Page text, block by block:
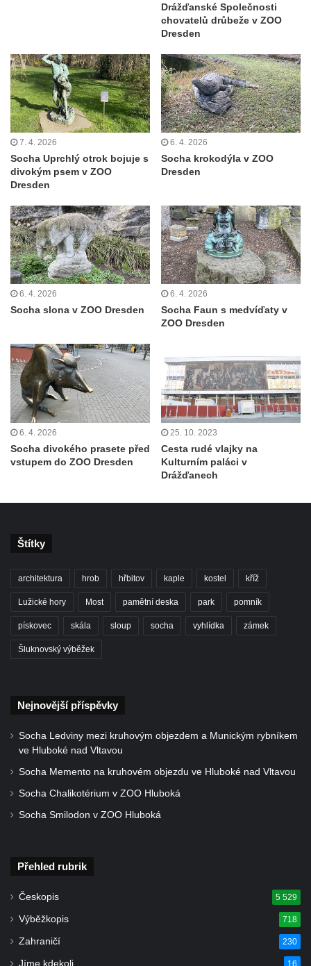
Drážďanské Společnosti
chovatelů drůbeže v ZOO
Dresden
7. 4. 2026
Socha Uprchlý otrok bojuje s
divokým psem v ZOO
Dresden
6. 4. 2026
Socha krokodýla v ZOO
Dresden
6. 4. 2026
Socha slona v ZOO Dresden
6. 4. 2026
Socha Faun s medvíďaty v
ZOO Dresden
6. 4. 2026
Socha divokého prasete před
vstupem do ZOO Dresden
25. 10. 2023
Cesta rudé vlajky na
Kulturním paláci v
Drážďanech
Štítky
architektura hrob hřbitov kaple kostel kříž
Lužické hory Most pamětní deska park pomník
pískovec skála sloup socha vyhlídka zámek
Šluknovský výběžek
Nejnovější příspěvky
Socha Ledviny mezi kruhovým objezdem a Munickým rybníkem
ve Hluboké nad Vltavou
Socha Memento na kruhovém objezdu ve Hluboké nad Vltavou
Socha Chalikotérium v ZOO Hluboká
Socha Smilodon v ZOO Hluboká
Přehled rubrik
Českopis 5 529
Výběžkopis 718
Zahraničí 230
Jíme kdekoli 16